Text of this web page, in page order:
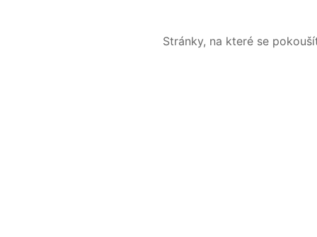
Stránky, na které se